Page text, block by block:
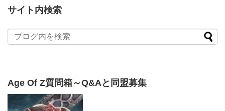
サイト内検索
Age Of Z質問箱～Q&Aと同盟募集